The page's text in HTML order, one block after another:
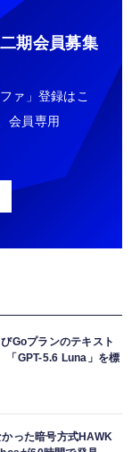
期会員募集
ァ」登録はこ
会員専用
Goプランのテキスト
「GPT-5.6 Luna」を標
った暗号方式HAWK